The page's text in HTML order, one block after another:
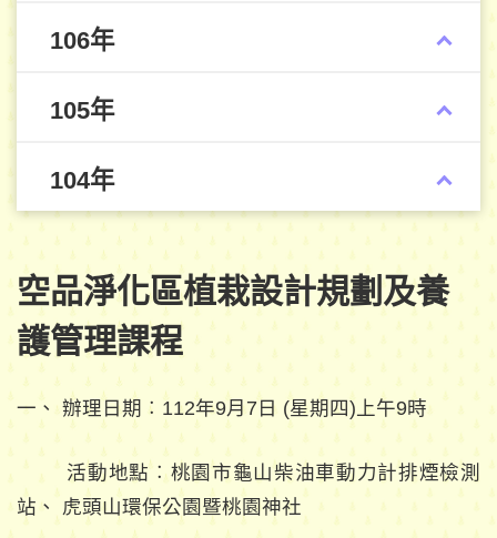
106年
105年
104年
空品淨化區植栽設計規劃及養
護管理課程
一、 辦理日期︰112年9月7日 (星期四)上午9時
活動地點︰桃園市龜山柴油車動力計排煙檢測
站、 虎頭山環保公園暨桃園神社